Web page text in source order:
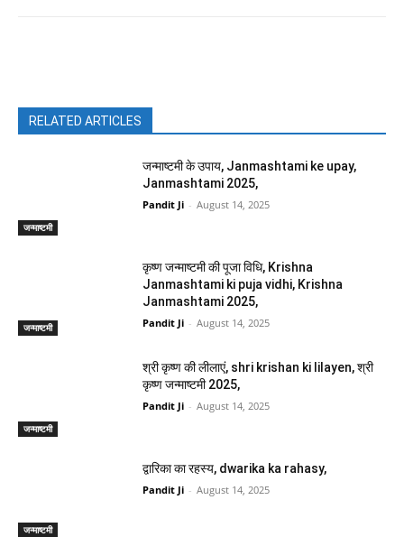
RELATED ARTICLES
जन्माष्टमी
जन्माष्टमी के उपाय, Janmashtami ke upay,
Janmashtami 2025,
Pandit Ji - August 14, 2025
जन्माष्टमी
कृष्ण जन्माष्टमी की पूजा विधि, Krishna
Janmashtami ki puja vidhi, Krishna
Janmashtami 2025,
Pandit Ji - August 14, 2025
जन्माष्टमी
श्री कृष्ण की लीलाएं, shri krishan ki lilayen, श्री
कृष्ण जन्माष्टमी 2025,
Pandit Ji - August 14, 2025
जन्माष्टमी
द्वारिका का रहस्य, dwarika ka rahasy,
Pandit Ji - August 14, 2025